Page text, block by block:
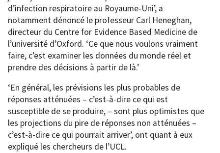
d’infection respiratoire au Royaume-Uni’, a
notamment dénoncé le professeur Carl Heneghan,
directeur du Centre for Evidence Based Medicine de
l’université d’Oxford. ‘Ce que nous voulons vraiment
faire, c’est examiner les données du monde réel et
prendre des décisions à partir de là.’
‘En général, les prévisions les plus probables de
réponses atténuées – c’est-à-dire ce qui est
susceptible de se produire, – sont plus optimistes que
les projections du pire de réponses non atténuées –
c’est-à-dire ce qui pourrait arriver’, ont quant à eux
expliqué les chercheurs de l’UCL.